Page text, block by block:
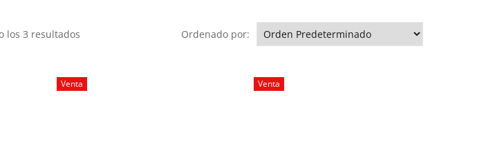
los 3 resultados Ordenado por:
Venta Venta